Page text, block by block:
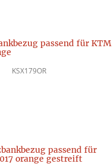
passend für KTM
KSX179OR
passend für
orange gestreift